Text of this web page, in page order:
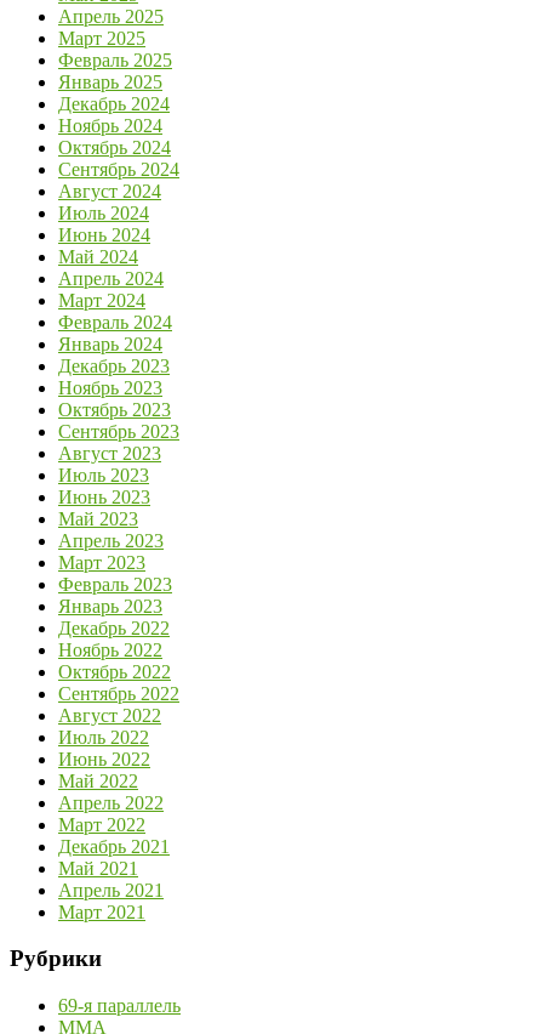
Апрель 2025
Март 2025
Февраль 2025
Январь 2025
Декабрь 2024
Ноябрь 2024
Октябрь 2024
Сентябрь 2024
Август 2024
Июль 2024
Июнь 2024
Май 2024
Апрель 2024
Март 2024
Февраль 2024
Январь 2024
Декабрь 2023
Ноябрь 2023
Октябрь 2023
Сентябрь 2023
Август 2023
Июль 2023
Июнь 2023
Май 2023
Апрель 2023
Март 2023
Февраль 2023
Январь 2023
Декабрь 2022
Ноябрь 2022
Октябрь 2022
Сентябрь 2022
Август 2022
Июль 2022
Июнь 2022
Май 2022
Апрель 2022
Март 2022
Декабрь 2021
Май 2021
Апрель 2021
Март 2021
Рубрики
69-я параллель
MMA